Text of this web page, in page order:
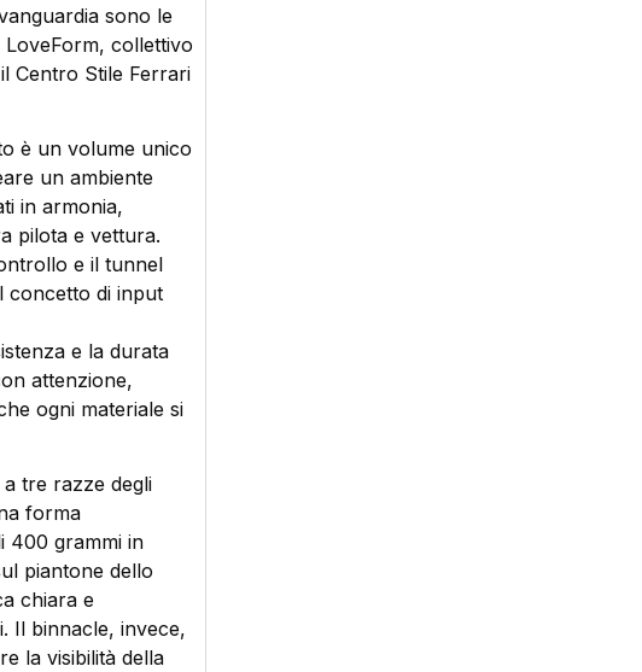
sono le
collettivo
Centro Stile Ferrari
è un volume unico
un ambiente
in armonia,
pilota e vettura.
e il tunnel
concetto di input
e la durata
attenzione,
ogni materiale si
tre razze degli
forma
400 grammi in
piantone dello
chiara e
Il binnacle, invece,
la visibilità della